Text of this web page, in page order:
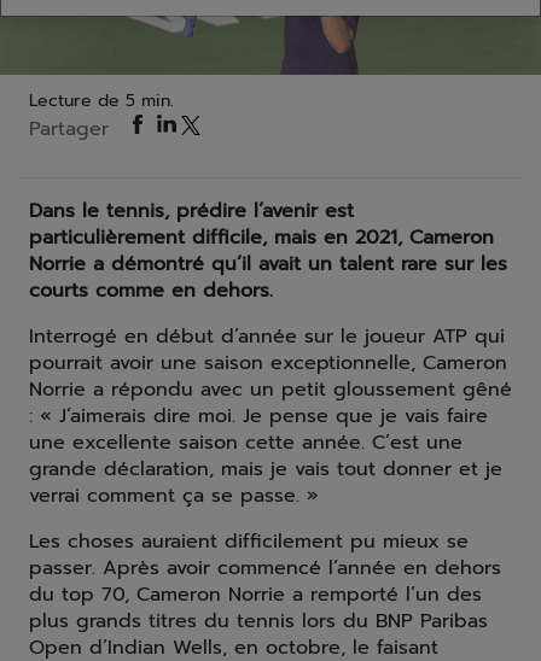
Lecture de 5 min.
Partager
Dans le tennis, prédire l’avenir est
particulièrement difficile, mais en 2021, Cameron
Norrie a démontré qu’il avait un talent rare sur les
courts comme en dehors.
Interrogé en début d’année sur le joueur ATP qui
pourrait avoir une saison exceptionnelle, Cameron
Norrie a répondu avec un petit gloussement gêné
: « J’aimerais dire moi. Je pense que je vais faire
une excellente saison cette année. C’est une
grande déclaration, mais je vais tout donner et je
verrai comment ça se passe. »
Les choses auraient difficilement pu mieux se
passer. Après avoir commencé l’année en dehors
du top 70, Cameron Norrie a remporté l’un des
plus grands titres du tennis lors du BNP Paribas
Open d’Indian Wells, en octobre, le faisant